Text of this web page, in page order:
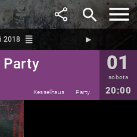
search
2018 reorder ▶︎
Party 01
sobota
20:00
Kesselhaus Party